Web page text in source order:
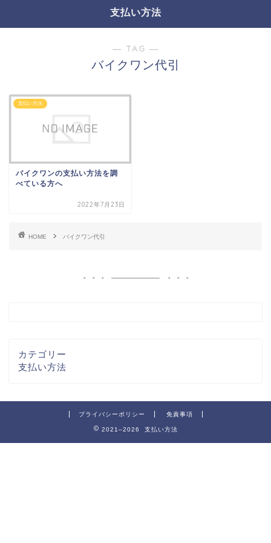
支払い方法
― TAG ―
バイクワン代引
支払い方法
バイクワンの支払い方法を調
べている方へ
2022年7月23日
HOME バイクワン代引
カテゴリー
支払い方法
プライバシーポリシー 免責事項
2021–2026 支払い方法